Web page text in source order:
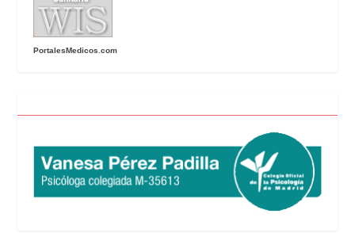
PortalesMedicos.com